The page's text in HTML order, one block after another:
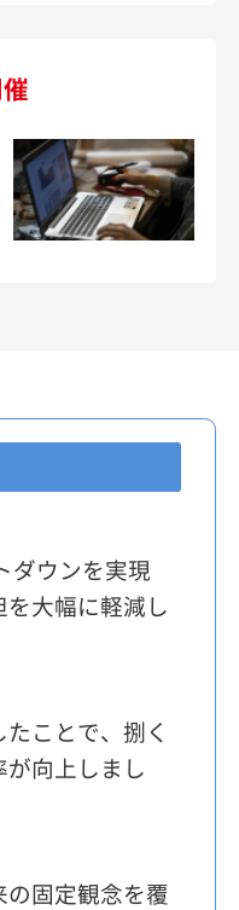
ダウンを実現
大幅に軽減し
ことで、捌く
向上しまし
固定観念を覆